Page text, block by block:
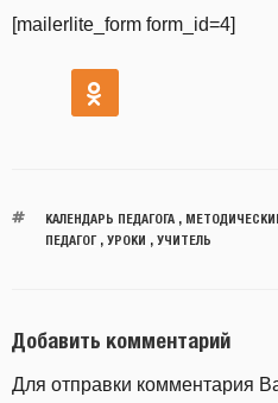
[mailerlite_form form_id=4]
КАЛЕНДАРЬ ПЕДАГОГА,
ПЕДАГОГ, УРОКИ , УЧИТЕЛЬ
Добавить комментарий
Для отправки комментария